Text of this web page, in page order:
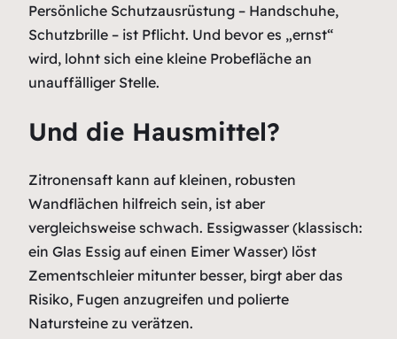
Persönliche Schutzausrüstung – Handschuhe,
Schutzbrille – ist Pflicht. Und bevor es „ernst“
wird, lohnt sich eine kleine Probefläche an
unauffälliger Stelle.
Und die Hausmittel?
Zitronensaft kann auf kleinen, robusten
Wandflächen hilfreich sein, ist aber
vergleichsweise schwach. Essigwasser (klassisch:
ein Glas Essig auf einen Eimer Wasser) löst
Zementschleier mitunter besser, birgt aber das
Risiko, Fugen anzugreifen und polierte
Natursteine zu verätzen.